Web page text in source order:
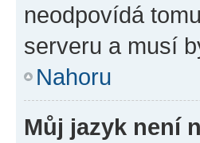
neodpovídá
serveru a musí
Nahoru
Můj jazyk není